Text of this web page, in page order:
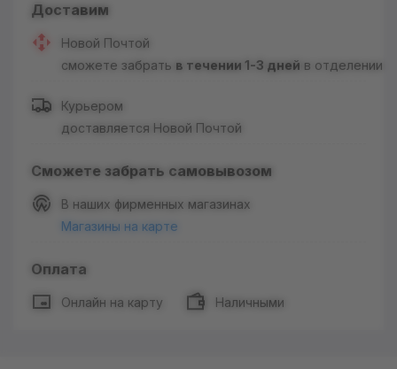
Доставим
Новой Почтой
сможете забрать в течении 1-3 дней в отделении
Курьером
доставляется Новой Почтой
Сможете забрать самовывозом
В наших фирменных магазинах
Магазины на карте
Оплата
Онлайн на карту Наличными